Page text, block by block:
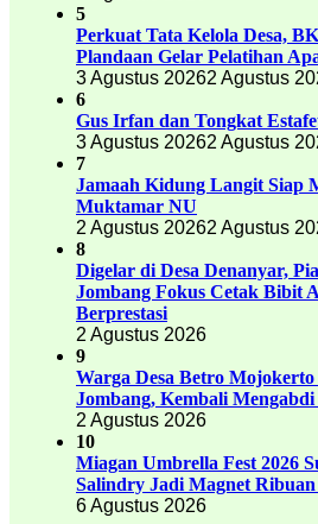
5
Perkuat Tata Kelola Desa,
Plandaan Gelar Pelatihan
3 Agustus 20262 Agustus
6
Gus Irfan dan Tongkat
3 Agustus 20262 Agustus
7
Jamaah Kidung Langit Siap
Muktamar NU
2 Agustus 20262 Agustus
8
Digelar di Desa Denanyar,
Jombang Fokus Cetak Bibit
Berprestasi
2 Agustus 2026
9
Warga Desa Betro
Jombang, Kembali
2 Agustus 2026
10
Miagan Umbrella Fest 2026
Salindry Jadi Magnet
6 Agustus 2026